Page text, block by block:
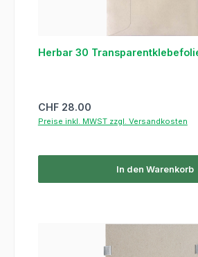
Herbar 30
Regulärer Preis:
CHF 28.00
Preise inkl. MWST zzgl. Versandkosten
In den Warenkorb